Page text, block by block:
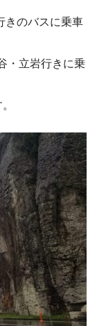
きのバスに乗車
・立岩行きに乗